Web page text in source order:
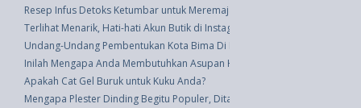
Resep Infus Detoks Ketumbar untuk Meremajakan Tubuh dan Pikiran
Terlihat Menarik, Hati-hati Akun Butik di Instagram dan Facebook Bisa
Undang-Undang Pembentukan Kota Bima Di Provinsi Nusa Tenggara
Inilah Mengapa Anda Membutuhkan Asupan Harian dengan Kurma
Apakah Cat Gel Buruk untuk Kuku Anda?
Mengapa Plester Dinding Begitu Populer, Ditambah 3 Cara Dapat